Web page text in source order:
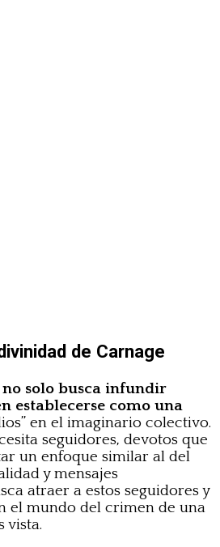
de Carnage
solo busca infundir
establecerse como una
en el imaginario colectivo.
seguidores, devotos que
un enfoque similar al del
y mensajes
atraer a estos seguidores y
el mundo del crimen de una
vista.